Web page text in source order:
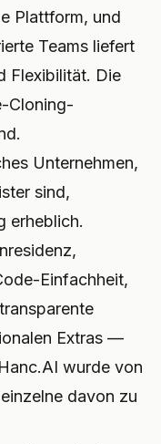
Plattform, und
Teams liefert
Flexibilität. Die
Cloning-
Unternehmen,
sind,
erheblich.
Einfachheit,
Extras —
wurde von
davon zu